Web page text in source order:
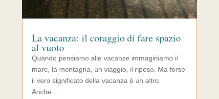
La vacanza: il coraggio di fare spazio
al vuoto
Quando pensiamo alle vacanze immaginiamo il
mare, la montagna, un viaggio, il riposo. Ma forse
il vero significato della vacanza è un altro.
Anche...